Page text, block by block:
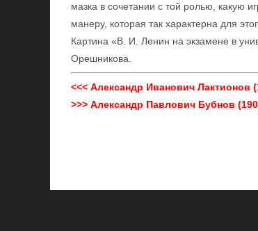
мазка в сочетании с той ролью, какую
манеру, которая так характерна для
Картина «В. И. Ленин на экзамене в
Орешникова.
<<< Александр Иванович Лактионов
>>> Александр Павлович Бубнов